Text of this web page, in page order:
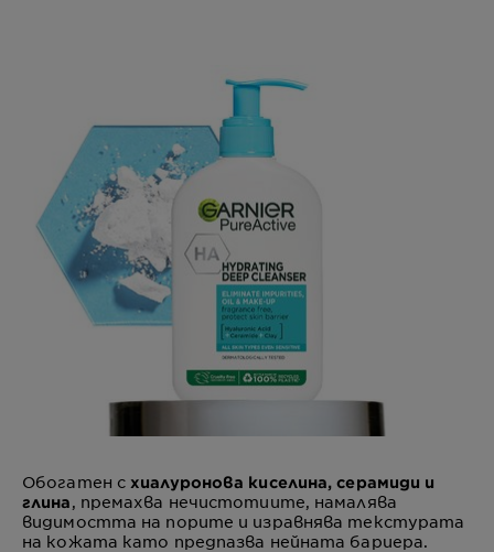
Обогатен с хиалуронова киселина, серамиди и
глина, премахва нечистотиите, намалява
видимостта на порите и изравнява текстурата
на кожата като предпазва нейната бариера.